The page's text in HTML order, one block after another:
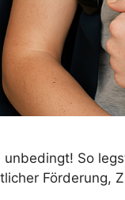
So
Förderung,